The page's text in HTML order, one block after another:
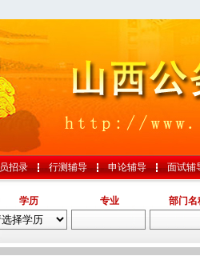
招录 行测辅导 申论辅导 面试辅
学历 专业 部门名